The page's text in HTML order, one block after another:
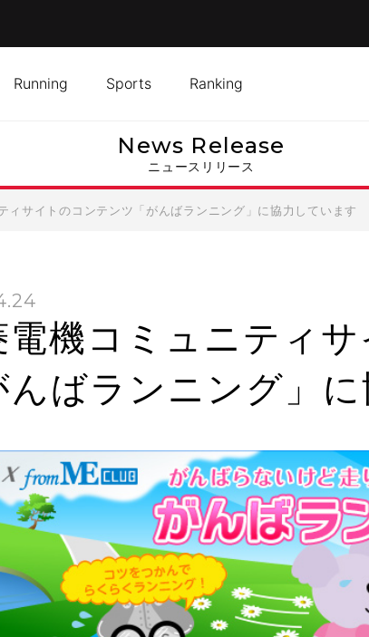
Running Sports Ranking
News Release
ニュースリリース
ィサイトのコンテンツ「がんばランニング」に協力しています
電機コミュニティ
んばランニング」